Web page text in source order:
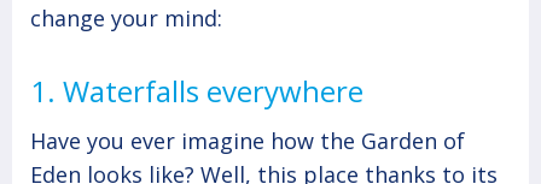
change your mind:
1. Waterfalls everywhere
Have you ever imagine how the Garden of
Eden looks like? Well, this place thanks to its